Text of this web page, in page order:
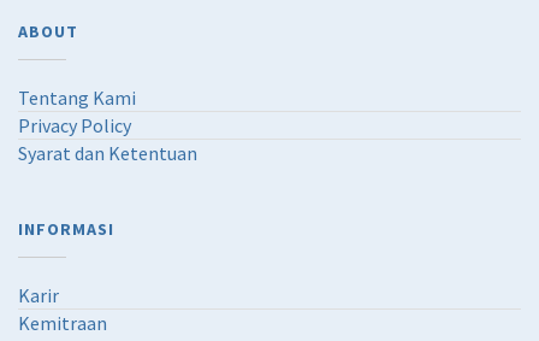
ABOUT
Tentang Kami
Privacy Policy
Syarat dan Ketentuan
INFORMASI
Karir
Kemitraan